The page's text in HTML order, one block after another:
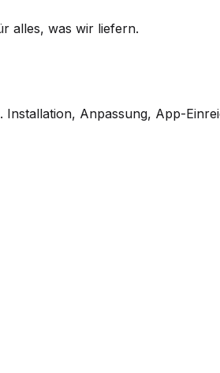
alles, was wir liefern.
Anpassung, App-